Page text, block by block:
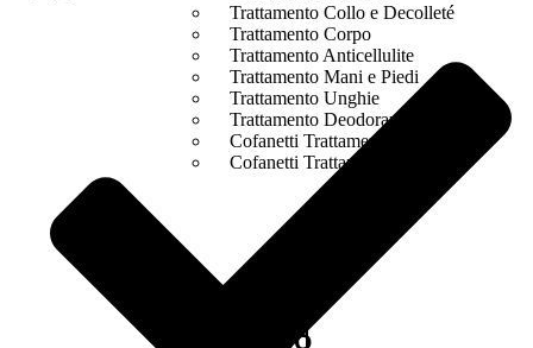
Trattamento Collo e Decolleté
Trattamento Corpo
Trattamento Anticellulite
Trattamento Mani e Piedi
Trattamento Unghie
Trattamento Deodoranti
Cofanetti Trattamento Viso
Cofanetti Trattamento Corpo
Viso